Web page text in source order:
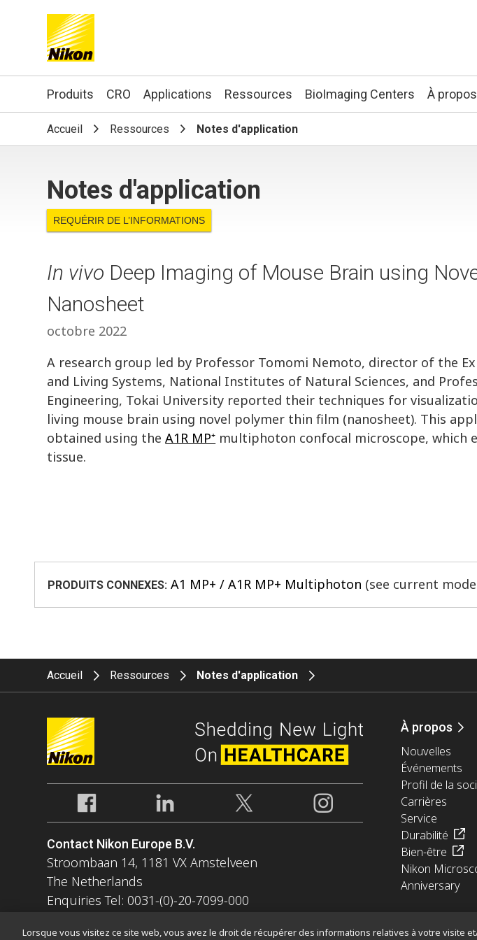
Search keyword(s)
Produits CRO Applications Ressources BioImaging Centers À propos
Accueil Ressources Notes d'application
Notes d'application
REQUÉRIR DE L’INFORMATIONS
In vivo Deep Imaging of Mouse Brain using
Nanosheet
octobre 2022
A research group led by Professor Tomomi Nemoto, director of the
and Living Systems, National Institutes of Natural Sciences, and
Engineering, Tokai University reported their techniques for
living mouse brain using novel polymer thin film (nanosheet). This
obtained using theA1R MP⁺ multiphoton confocal microscope, which
tissue.
PRODUITS CONNEXES: A1 MP+ / A1R MP+ Multiphoton (see current
Accueil Ressources Notes d'application
Contact Nikon Europe B.V.
Stroombaan 14, 1181 VX Amstelveen
The Netherlands
Enquiries Tel: 0031-(0)-20-7099-000
À propos
Nouvelles
Événements
Profil de la
Carrières
Service
Durabilité
Bien-être
Nikon
Anniversary
Lorsque vous visitez ce site web, vous avez le droit de récupérer des informations relatives à votre visite